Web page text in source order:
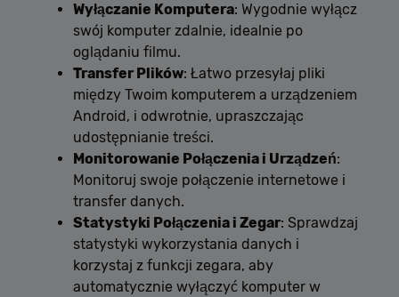
Wyłączanie Komputera: Wygodnie wyłącz
swój komputer zdalnie, idealnie po
oglądaniu filmu.
Transfer Plików: Łatwo przesyłaj pliki
między Twoim komputerem a urządzeniem
Android, i odwrotnie, upraszczając
udostępnianie treści.
Monitorowanie Połączenia i Urządzeń:
Monitoruj swoje połączenie internetowe i
transfer danych.
Statystyki Połączenia i Zegar: Sprawdzaj
statystyki wykorzystania danych i
korzystaj z funkcji zegara, aby
automatycznie wyłączyć komputer w